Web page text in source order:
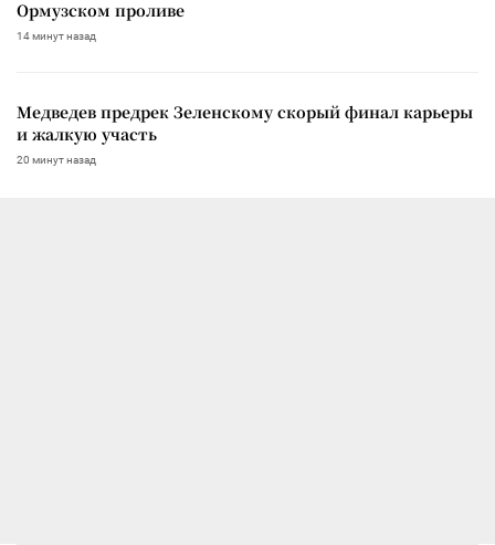
Ормузском проливе
14 минут назад
Медведев предрек Зеленскому скорый финал карьеры
и жалкую участь
20 минут назад